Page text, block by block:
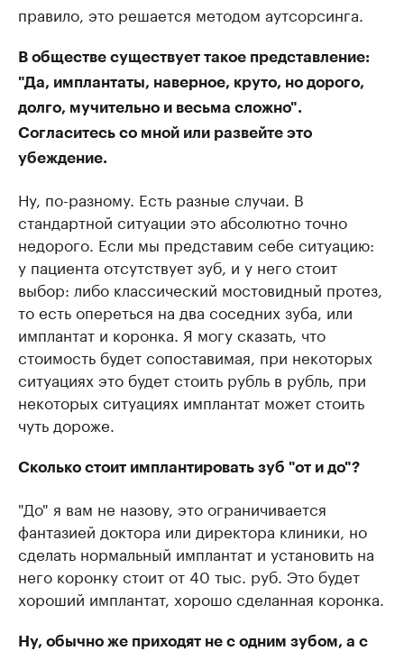
правило, это решается методом аутсорсинга.
В обществе существует такое представление:
"Да, имплантаты, наверное, круто, но дорого,
долго, мучительно и весьма сложно".
Согласитесь со мной или развейте это
убеждение.
Ну, по-разному. Есть разные случаи. В
стандартной ситуации это абсолютно точно
недорого. Если мы представим себе ситуацию:
у пациента отсутствует зуб, и у него стоит
выбор: либо классический мостовидный протез,
то есть опереться на два соседних зуба, или
имплантат и коронка. Я могу сказать, что
стоимость будет сопоставимая, при некоторых
ситуациях это будет стоить рубль в рубль, при
некоторых ситуациях имплантат может стоить
чуть дороже.
Сколько стоит имплантировать зуб "от и до"?
"До" я вам не назову, это ограничивается
фантазией доктора или директора клиники, но
сделать нормальный имплантат и установить на
него коронку стоит от 40 тыс. руб. Это будет
хороший имплантат, хорошо сделанная коронка.
Ну, обычно же приходят не с одним зубом, а с